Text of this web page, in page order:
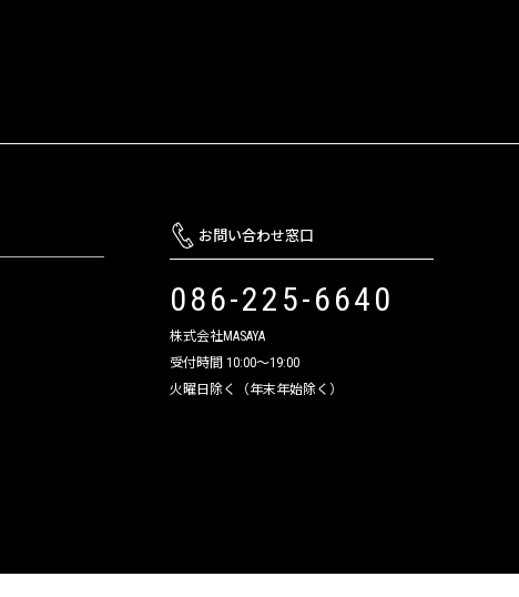
お問い合わせ窓口
086-225-6640
株式会社MASAYA
受付時間 10:00～19:00
火曜日除く（年末年始除く）